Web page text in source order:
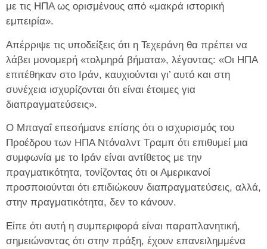
με τις ΗΠΑ ως ορισμένους από «μακρά ιστορική
εμπειρία».
Απέρριψε τις υποδείξεις ότι η Τεχεράνη θα πρέπει να
λάβει μονομερή «τολμηρά βήματα», λέγοντας: «Οι ΗΠΑ
επιτέθηκαν στο Ιράν, καυχιούνται γι’ αυτό και στη
συνέχεια ισχυρίζονται ότι είναι έτοιμες για
διαπραγματεύσεις».
Ο Μπαγαΐ επεσήμανε επίσης ότι ο ισχυρισμός του
Προέδρου των ΗΠΑ Ντόναλντ Τραμπ ότι επιθυμεί μια
συμφωνία με το Ιράν είναι αντίθετος με την
πραγματικότητα, τονίζοντας ότι οι Αμερικανοί
προσποιούνται ότι επιδιώκουν διαπραγματεύσεις, αλλά,
στην πραγματικότητα, δεν το κάνουν.
Είπε ότι αυτή η συμπεριφορά είναι παραπλανητική,
σημειώνοντας ότι στην πράξη, έχουν επανειλημμένα